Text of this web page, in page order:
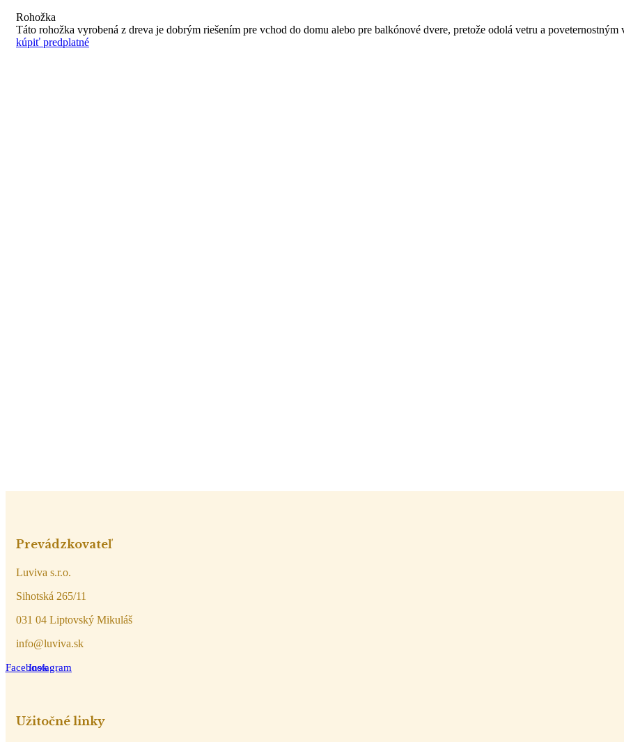
Rohožka
Táto rohožka vyrobená z dreva je dobrým riešením pre vchod do domu alebo pre balkónové dvere, pretože odolá vetru a poveternostným
kúpiť predplatné
Prevádzkovateľ
Luviva s.r.o.
Sihotská 265/11
031 04 Liptovský Mikuláš
info@luviva.sk
FacebookInstagram
Užitočné linky